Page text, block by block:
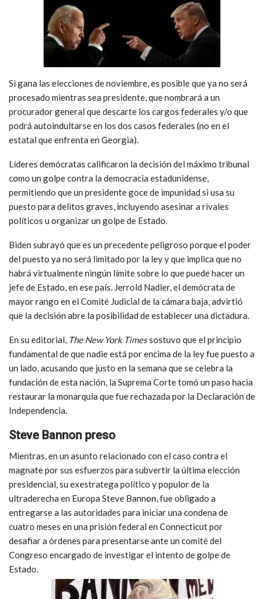
Si gana las elecciones de noviembre, es posible que ya no será
procesado mientras sea presidente, que nombrará a un
procurador general que descarte los cargos federales y/o que
podrá autoindultarse en los dos casos federales (no en el
estatal que enfrenta en Georgia).
Líderes demócratas calificaron la decisión del máximo tribunal
como un golpe contra la democracia estadunidense,
permitiendo que un presidente goce de impunidad si usa su
puesto para delitos graves, incluyendo asesinar a rivales
políticos u organizar un golpe de Estado.
Biden subrayó que es un precedente peligroso porque el poder
del puesto ya no será limitado por la ley y que implica que no
habrá virtualmente ningún límite sobre lo que puede hacer un
jefe de Estado, en ese país. Jerrold Nadler, el demócrata de
mayor rango en el Comité Judicial de la cámara baja, advirtió
que la decisión abre la posibilidad de establecer una dictadura.
En su editorial, The New York Timessostuvo que el principio
fundamental de que nadie está por encima de la ley fue puesto a
un lado, acusando que justo en la semana que se celebra la
fundación de esta nación, la Suprema Corte tomó un paso hacia
restaurar la monarquía que fue rechazada por la Declaración de
Independencia.
Steve Bannon preso
Mientras, en un asunto relacionado con el caso contra el
magnate por sus esfuerzos para subvertir la última elección
presidencial, su exestratega político y populor de la
ultraderecha en Europa Steve Bannon, fue obligado a
entregarse a las autoridades para iniciar una condena de
cuatro meses en una prisión federal en Connecticut por
desafiar a órdenes para presentarse ante un comité del
Congreso encargado de investigar el intento de golpe de
Estado.